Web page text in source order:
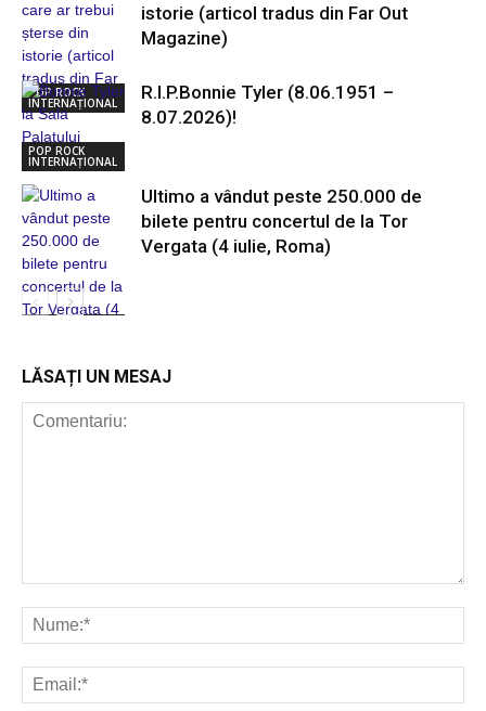
POP ROCK
INTERNAȚIONAL
istorie (articol tradus din Far Out
Magazine)
POP ROCK
INTERNAȚIONAL
R.I.P.Bonnie Tyler (8.06.1951 –
8.07.2026)!
Ultimo a vândut peste 250.000 de
bilete pentru concertul de la Tor
Vergata (4 iulie, Roma)
LĂSAȚI UN MESAJ